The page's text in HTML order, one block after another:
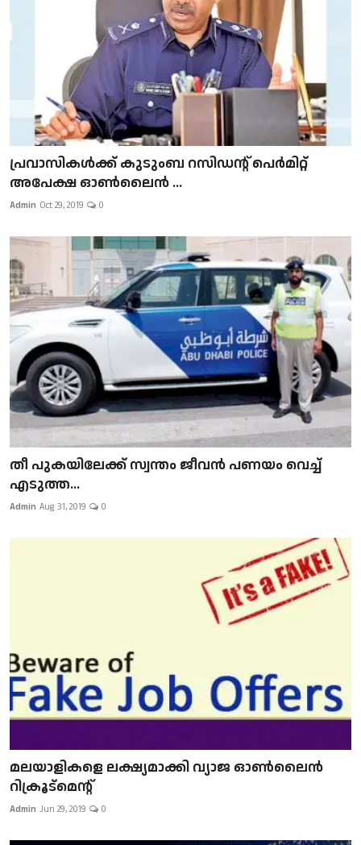
പ്രവാസികള്‍ക്ക് കുടുംബ റസിഡന്റ് പെർമിറ്റ്
അപേക്ഷ ഓൺലൈൻ ...
Admin Oct 29, 2019 0
​​​​​​​തീ പുകയിലേക്ക് സ്വന്തം ജീവന്‍ പണയം വെച്ച്
എടുത്ത...
Admin Aug 31, 2019 0
മലയാളികളെ ലക്ഷ്യമാക്കി വ്യാജ ഓൺലൈൻ
റിക്രൂട്മെന്റ്
Admin Jun 29, 2019 0